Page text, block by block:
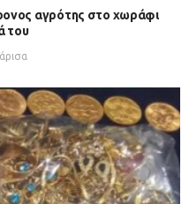
αγρότης στο χωράφι
του